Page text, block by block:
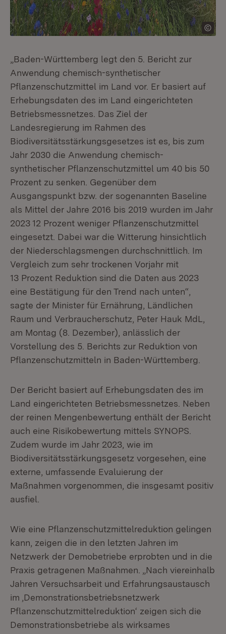
„Baden-Württemberg legt den 5. Bericht zur
Anwendung chemisch-synthetischer
Pflanzenschutzmittel im Land vor. Er basiert auf
Erhebungsdaten des im Land eingerichteten
Betriebsmessnetzes. Das Ziel der
Landesregierung im Rahmen des
Biodiversitätsstärkungsgesetzes ist es, bis zum
Jahr 2030 die Anwendung chemisch-
synthetischer Pflanzenschutzmittel um 40 bis 50
Prozent zu senken. Gegenüber dem
Ausgangspunkt bzw. der sogenannten Baseline
als Mittel der Jahre 2016 bis 2019 wurden im Jahr
2023 12 Prozent weniger Pflanzenschutzmittel
eingesetzt. Dabei war die Witterung hinsichtlich
der Niederschlagsmengen durchschnittlich. Im
Vergleich zum sehr trockenen Vorjahr mit
13 Prozent Reduktion sind die Daten aus 2023
eine Bestätigung für den Trend nach unten“,
sagte der Minister für Ernährung, Ländlichen
Raum und Verbraucherschutz, Peter Hauk MdL,
am Montag (8. Dezember), anlässlich der
Vorstellung des 5. Berichts zur Reduktion von
Pflanzenschutzmitteln in Baden-Württemberg.
Der Bericht basiert auf Erhebungsdaten des im
Land eingerichteten Betriebsmessnetzes. Neben
der reinen Mengenbewertung enthält der Bericht
auch eine Risikobewertung mittels SYNOPS.
Zudem wurde im Jahr 2023, wie im
Biodiversitätsstärkungsgesetz vorgesehen, eine
externe, umfassende Evaluierung der
Maßnahmen vorgenommen, die insgesamt positiv
ausfiel.
Wie eine Pflanzenschutzmittelreduktion gelingen
kann, zeigen die in den letzten Jahren im
Netzwerk der Demobetriebe erprobten und in die
Praxis getragenen Maßnahmen. „Nach viereinhalb
Jahren Versuchsarbeit und Erfahrungsaustausch
im ‚Demonstrationsbetriebsnetzwerk
Pflanzenschutzmittelreduktion‘ zeigen sich die
Demonstrationsbetriebe als wirksames